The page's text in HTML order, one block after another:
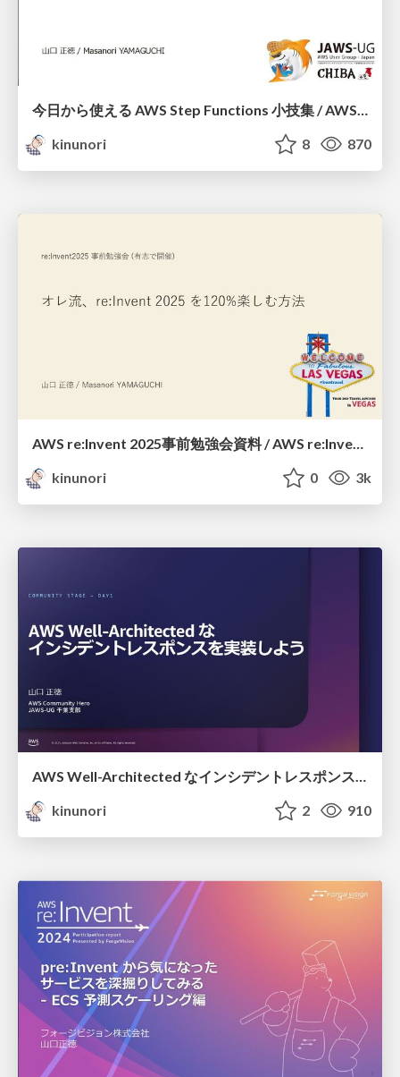
今日から使える AWS Step Functions 小技集 / AWS Step Functions Tips
kinunori
8 870
kinunori
0 3k
AWS Well-Architected な インシデントレスポンスを実装しよう / Implementing Incident Response with AWS Well-Architected
kinunori
2 910